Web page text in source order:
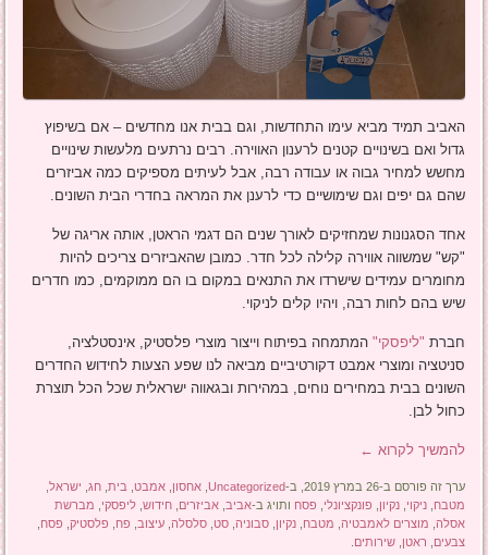
האביב תמיד מביא עימו התחדשות, וגם בבית אנו מחדשים – אם בשיפוץ
גדול ואם בשינויים קטנים לרענון האווירה. רבים נרתעים מלעשות שינויים
מחשש למחיר גבוה או עבודה רבה, אבל לעיתים מספיקים כמה אביזרים
שהם גם יפים וגם שימושיים כדי לרענן את המראה בחדרי הבית השונים.
אחד הסגנונות שמחזיקים לאורך שנים הם דגמי הראטן, אותה אריגה של
"קש" שמשווה אווירה קלילה לכל חדר. כמובן שהאביזרים צריכים להיות
מחומרים עמידים שישרדו את התנאים במקום בו הם ממוקמים, כמו חדרים
שיש בהם לחות רבה, ויהיו קלים לניקוי.
חברת "ליפסקי" המתמחה בפיתוח וייצור מוצרי פלסטיק, אינסטלציה,
סניטציה ומוצרי אמבט דקורטיביים מביאה לנו שפע הצעות לחידוש החדרים
השונים בבית במחירים נוחים, במהירות ובגאווה ישראלית שכל הכל תוצרת
כחול לבן.
להמשיך לקרוא ←
ערך זה פורסם ב-26 במרץ 2019, ב- Uncategorized
,אחסון ,אמבט בית ,חג ישראל
מטבח ,ניקוי ,נקיון פונקציונלי פסח ותויג ב-אביב ,אביזרים ,חידוש ,ליפסקי
מברשת
אסלה מוצרים לאמבטיה מטבח ,נקיון ,סבוניה ,סט ,סלסלה ,עיצוב פח פלסטיק פסח
צבעים
ראטן ,שירותים